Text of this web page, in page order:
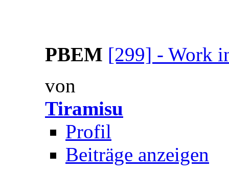
PBEM [299] - Work
von
Tiramisu
Profil
Beiträge anzeigen